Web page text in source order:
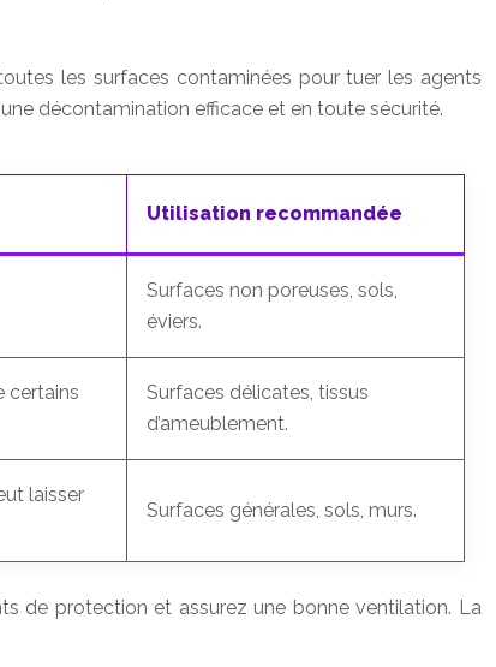
les surfaces contaminées pour tuer les agents
décontamination efficace et en toute sécurité.
Utilisation recommandée
Surfaces non poreuses, sols,
éviers.
certains
Surfaces délicates, tissus
d’ameublement.
laisser
Surfaces générales, sols, murs.
de protection et assurez une bonne ventilation. La